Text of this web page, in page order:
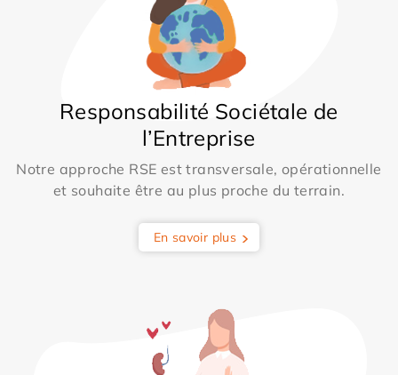
Responsabilité Sociétale de
l’Entreprise
Notre approche RSE est transversale, opérationnelle
et souhaite être au plus proche du terrain.
En savoir plus